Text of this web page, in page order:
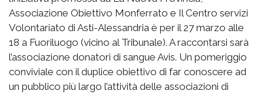
Associazione Obiettivo Monferrato e Il Centro servizi
Volontariato di Asti-Alessandria è per il 27 marzo alle
18 a Fuoriluogo (vicino al Tribunale). A raccontarsi sarà
l’associazione donatori di sangue Avis. Un pomeriggio
conviviale con il duplice obiettivo di far conoscere ad
un pubblico più largo l’attività delle associazioni di